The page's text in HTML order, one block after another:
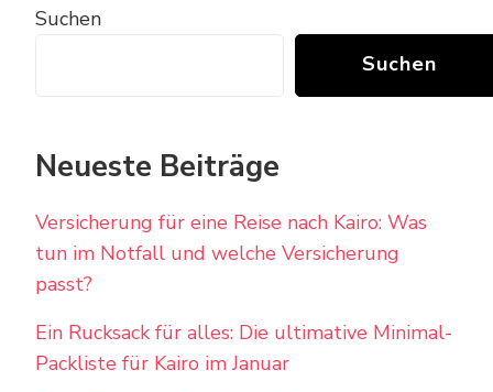
Suchen
Suchen
Neueste Beiträge
Versicherung für eine Reise nach Kairo: Was
tun im Notfall und welche Versicherung
passt?
Ein Rucksack für alles: Die ultimative Minimal-
Packliste für Kairo im Januar